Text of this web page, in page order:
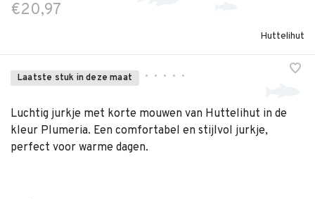
€20,97
Huttelihut
Laatste stuk in deze maat • • • • •
Luchtig jurkje met korte mouwen van Huttelihut in de
kleur Plumeria. Een comfortabel en stijlvol jurkje,
perfect voor warme dagen.